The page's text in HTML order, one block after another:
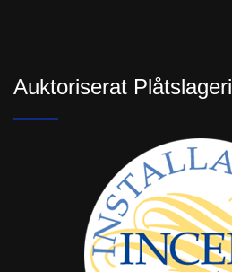
Auktoriserat Plåtslageri